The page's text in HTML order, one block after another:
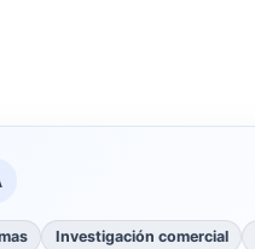
Investigación comercial